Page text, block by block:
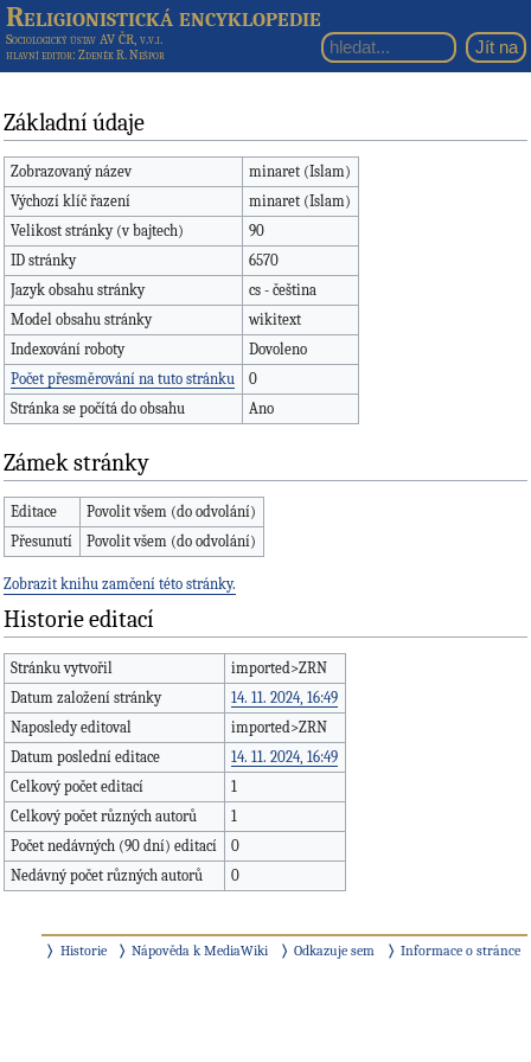
Religionistická encyklopedie
Sociologický ústav AV ČR, v.v.i.
hlavní editor: Zdeněk R. Nešpor
Základní údaje
Zobrazovaný název
minaret (Islam)
Výchozí klíč řazení
minaret (Islam)
Velikost stránky (v bajtech)
90
ID stránky
6570
Jazyk obsahu stránky
cs - čeština
Model obsahu stránky
wikitext
Indexování roboty
Dovoleno
Počet přesměrování na tuto stránku
0
Stránka se počítá do obsahu
Ano
Zámek stránky
Editace
Povolit všem (do odvolání)
Přesunutí
Povolit všem (do odvolání)
Zobrazit knihu zamčení této stránky.
Historie editací
Stránku vytvořil
imported>ZRN
Datum založení stránky
14. 11. 2024, 16:49
Naposledy editoval
imported>ZRN
Datum poslední editace
14. 11. 2024, 16:49
Celkový počet editací
1
Celkový počet různých autorů
1
Počet nedávných (90 dní) editací
0
Nedávný počet různých autorů
0
Historie Nápověda k MediaWiki Odkazuje sem Informace o stránce